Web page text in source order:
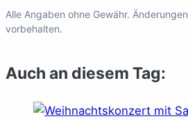
Alle Angaben ohne Gewähr.
vorbehalten.
Auch an diesem Tag: